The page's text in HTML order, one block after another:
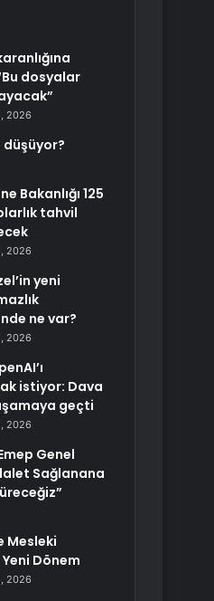
dosyalar
2026
Bakanlığı 125
tahvil
2026
yeni
ne var?
2026
istiyor: Dava
geçti
2026
Genel
Sağlanana
Mesleki
Dönem
2026